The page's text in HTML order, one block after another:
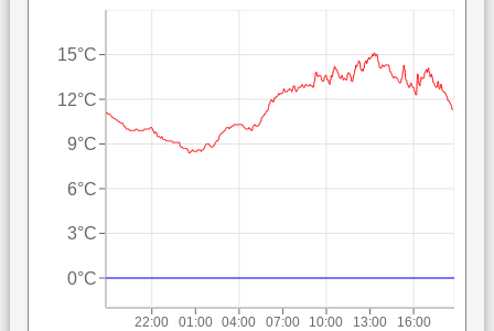
22:00 01:00 04:00 07:00 10:00 13:00 16:00
0°C
3°C
6°C
9°C
12°C
15°C